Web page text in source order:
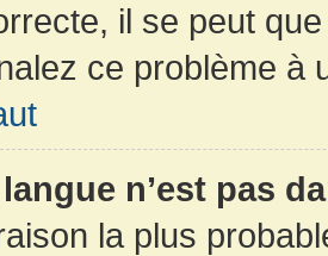
il se peut
ce problème à
langue n’est pas
la plus